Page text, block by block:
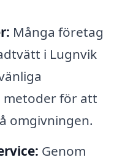
Många företag
i Lugnvik
metoder för att
omgivningen.
Genom